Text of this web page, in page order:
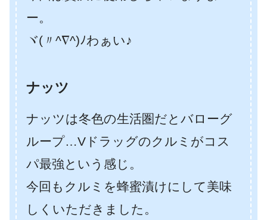
ー。
ヾ(〃^∇^)ﾉわぁい♪
ナッツ
ナッツは冬色の生活圏だとバローグ
ループ…Vドラッグのクルミがコス
パ最強という感じ。
今回もクルミを蜂蜜漬けにして美味
しくいただきました。